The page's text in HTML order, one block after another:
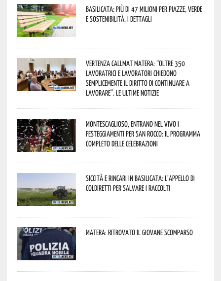
Basilicata: più di 47 milioni per piazze, verde
e sostenibilità. I dettagli
Vertenza CallMat Matera: “Oltre 350
lavoratrici e lavoratori chiedono
semplicemente il diritto di continuare a
lavorare”. Le ultime notizie
Montescaglioso, entrano nel vivo i
festeggiamenti per San Rocco: il programma
completo delle celebrazioni
Siccità e rincari in Basilicata: l’appello di
Coldiretti per salvare i raccolti
Matera: ritrovato il giovane scomparso